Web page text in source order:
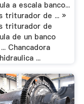
a escala banco...
triturador de ... »
triturador de
de un banco
Chancadora
...